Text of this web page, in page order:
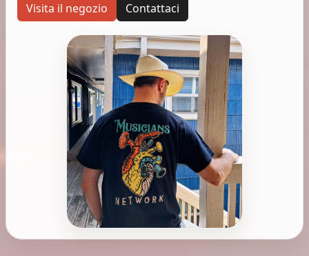
Visita il negozio Contattaci